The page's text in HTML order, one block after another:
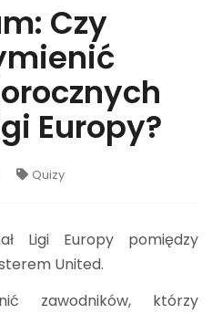
Czy
Europy?
Quizy
Ligi Europy pomiędzy
United.
zawodników, którzy